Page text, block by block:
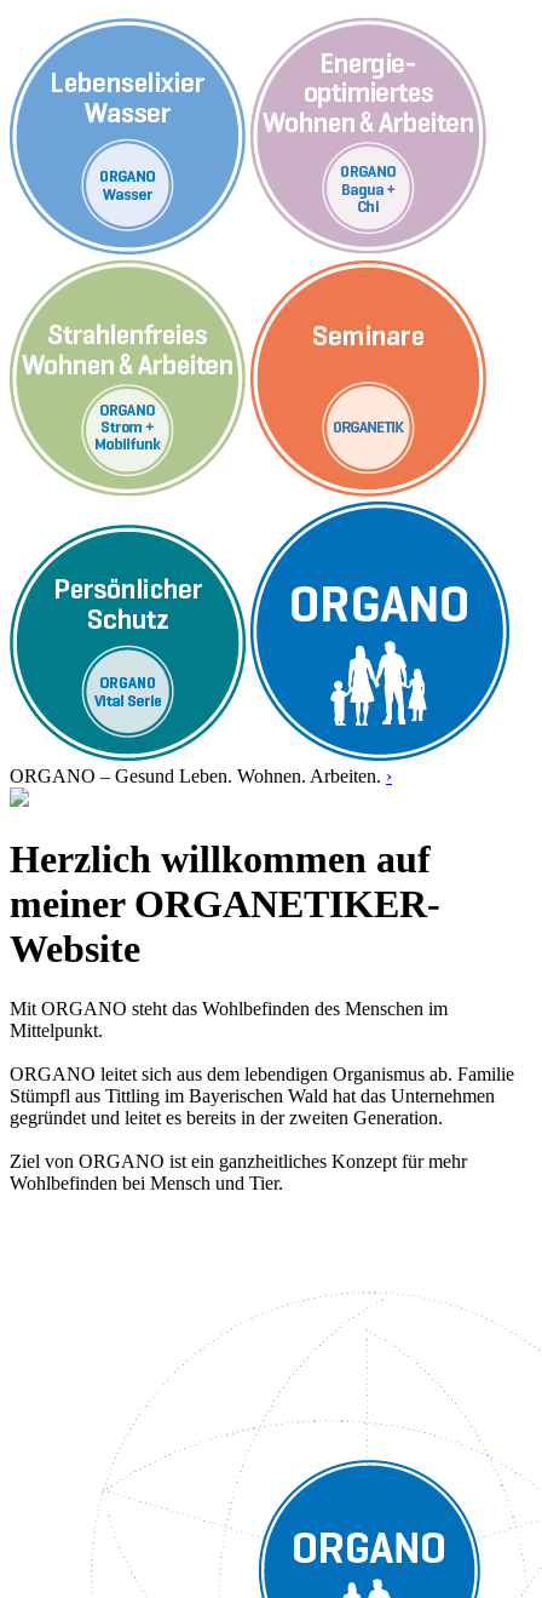
ORGANO – Gesund Leben. Wohnen. Arbeiten. ›
Herzlich willkommen auf
meiner ORGANETIKER-
Website
Mit ORGANO steht das Wohlbefinden des Menschen im
Mittelpunkt.
ORGANO leitet sich aus dem lebendigen Organismus ab. Familie
Stümpfl aus Tittling im Bayerischen Wald hat das Unternehmen
gegründet und leitet es bereits in der zweiten Generation.
Ziel von ORGANO ist ein ganzheitliches Konzept für mehr
Wohlbefinden bei Mensch und Tier.